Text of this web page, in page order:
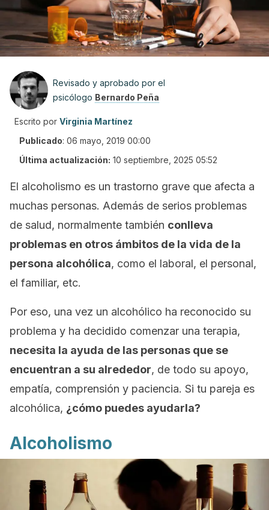
Revisado y aprobado por el
psicólogo Bernardo Peña
Escrito por Virginia Martínez
Publicado: 06 mayo, 2019 00:00
Última actualización: 10 septiembre, 2025 05:52
El alcoholismo es un trastorno grave que afecta a
muchas personas. Además de serios problemas
de salud, normalmente también conlleva
problemas en otros ámbitos de la vida de la
persona alcohólica, como el laboral, el personal,
el familiar, etc.
Por eso, una vez un alcohólico ha reconocido su
problema y ha decidido comenzar una terapia,
necesita la ayuda de las personas que se
encuentran a su alrededor, de todo su apoyo,
empatía, comprensión y paciencia. Si tu pareja es
alcohólica, ¿cómo puedes ayudarla?
Alcoholismo